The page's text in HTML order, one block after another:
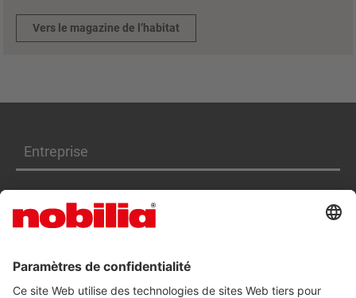
Vers le magazine de l’habitat
Entreprise
Produits